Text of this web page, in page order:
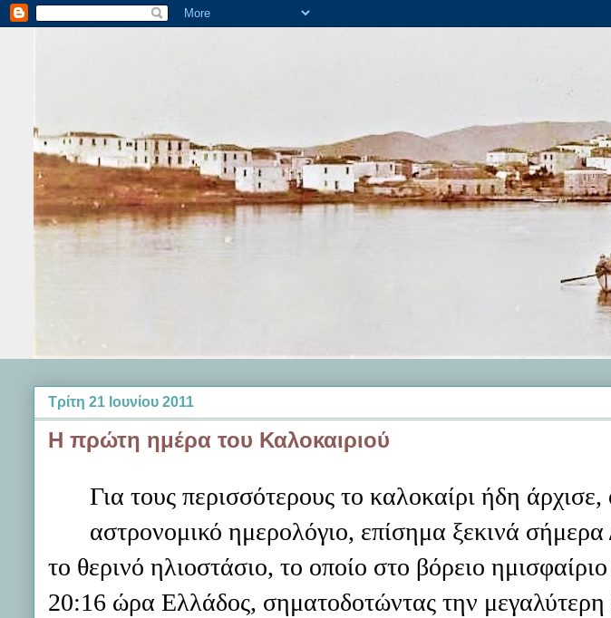
Τρίτη 21 Ιουνίου 2011
Η πρώτη ημέρα του Καλοκαιριού
Για τους περισσότερους το καλοκαίρι ήδη
αστρονομικό ημερολόγιο, επίσημα ξεκινά
το θερινό ηλιοστάσιο, το οποίο στο βόρειο
20:16 ώρα Ελλάδος, σηματοδοτώντας την μεγαλύτερη